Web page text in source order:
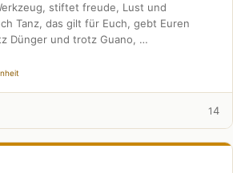
stiftet freude, Lust und
Tanz, das gilt für Euch, gebt Euren
Dünger und trotz Guano, …
14